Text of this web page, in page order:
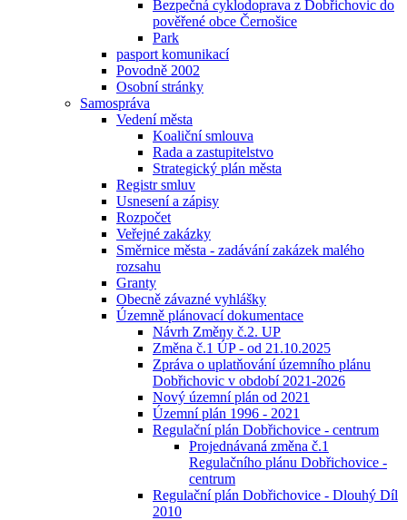
Bezpečná cyklodoprava z Dobřichovic do
pověřené obce Černošice
Park
pasport komunikací
Povodně 2002
Osobní stránky
Samospráva
Vedení města
Koaliční smlouva
Rada a zastupitelstvo
Strategický plán města
Registr smluv
Usnesení a zápisy
Rozpočet
Veřejné zakázky
Směrnice města - zadávání zakázek malého
rozsahu
Granty
Obecně závazné vyhlášky
Územně plánovací dokumentace
Návrh Změny č.2. UP
Změna č.1 ÚP - od 21.10.2025
Zpráva o uplatňování územního plánu
Dobřichovic v období 2021-2026
Nový územní plán od 2021
Územní plán 1996 - 2021
Regulační plán Dobřichovice - centrum
Projednávaná změna č.1
Regulačního plánu Dobřichovice -
centrum
Regulační plán Dobřichovice - Dlouhý Díl
2010